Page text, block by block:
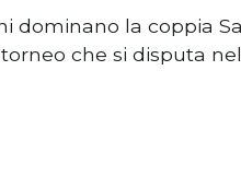
dominano la coppia
che si disputa